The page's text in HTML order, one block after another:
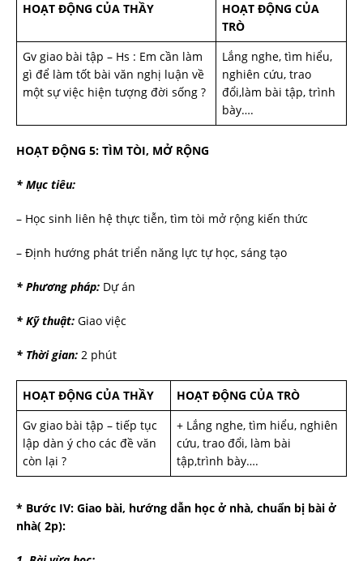
HOẠT ĐỘNG CỦA THẦY
HOẠT ĐỘNG CỦA
TRÒ
Gv giao bài tập – Hs : Em cần làm
gì để làm tốt bài văn nghị luận về
một sự việc hiện tượng đời sống ?
Lắng nghe, tìm hiểu,
nghiên cứu, trao
đổi,làm bài tập, trình
bày….
HOẠT ĐỘNG 5: TÌM TÒI, MỞ RỘNG
* Mục tiêu:
– Học sinh liên hệ thực tiễn, tìm tòi mở rộng kiến thức
– Định hướng phát triển năng lực tự học, sáng tạo
* Phương pháp: Dự án
* Kỹ thuật: Giao việc
* Thời gian: 2 phút
HOẠT ĐỘNG CỦA THẦY
HOẠT ĐỘNG CỦA TRÒ
Gv giao bài tập – tiếp tục
lập dàn ý cho các đề văn
còn lại ?
+ Lắng nghe, tìm hiểu, nghiên
cứu, trao đổi, làm bài
tập,trình bày….
* B­ước IV: Giao bài, hư­ớng dẫn học ở nhà, chuẩn bị bài ở
nhà( 2p):